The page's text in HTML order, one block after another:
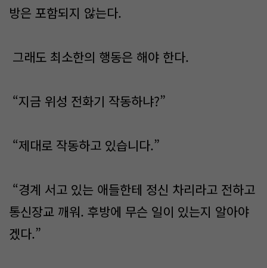
방은 포함되지 않는다.
그래도 최소한의 행동은 해야 한다.
“지금 위성 전화기 작동하냐?”
“제대로 작동하고 있습니다.”
“경계 서고 있는 애들한테 정신 차리라고 전하고
통신장교 깨워. 후방에 무슨 일이 있는지 알아야
겠다.”